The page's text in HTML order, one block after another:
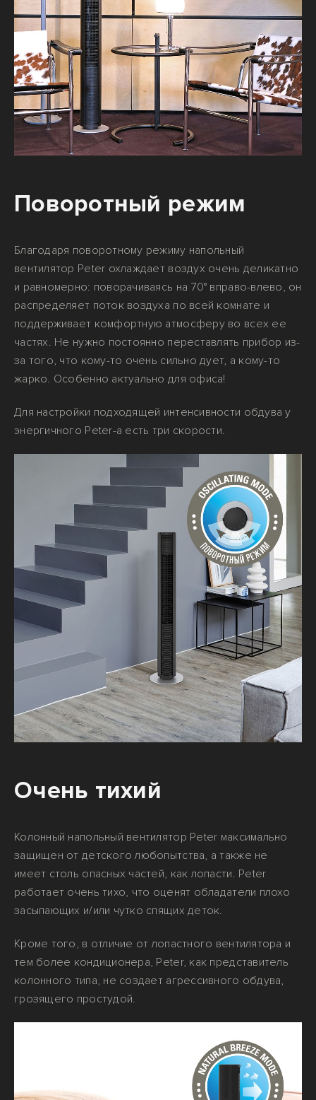
Поворотный режим
Благодаря поворотному режиму напольный
вентилятор Peter охлаждает воздух очень деликатно
и равномерно: поворачиваясь на 70° вправо-влево, он
распределяет поток воздуха по всей комнате и
поддерживает комфортную атмосферу во всех ее
частях. Не нужно постоянно переставлять прибор из-
за того, что кому-то очень сильно дует, а кому-то
жарко. Особенно актуально для офиса!
Для настройки подходящей интенсивности обдува у
энергичного Peter-а есть три скорости.
Очень тихий
Колонный напольный вентилятор Peter максимально
защищен от детского любопытства, а также не
имеет столь опасных частей, как лопасти. Peter
работает очень тихо, что оценят обладатели плохо
засыпающих и/или чутко спящих деток.
Кроме того, в отличие от лопастного вентилятора и
тем более кондиционера, Peter, как представитель
колонного типа, не создает агрессивного обдува,
грозящего простудой.